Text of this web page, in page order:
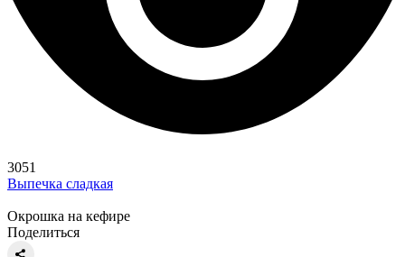
3051
Выпечка сладкая
Окрошка на кефире
Поделиться